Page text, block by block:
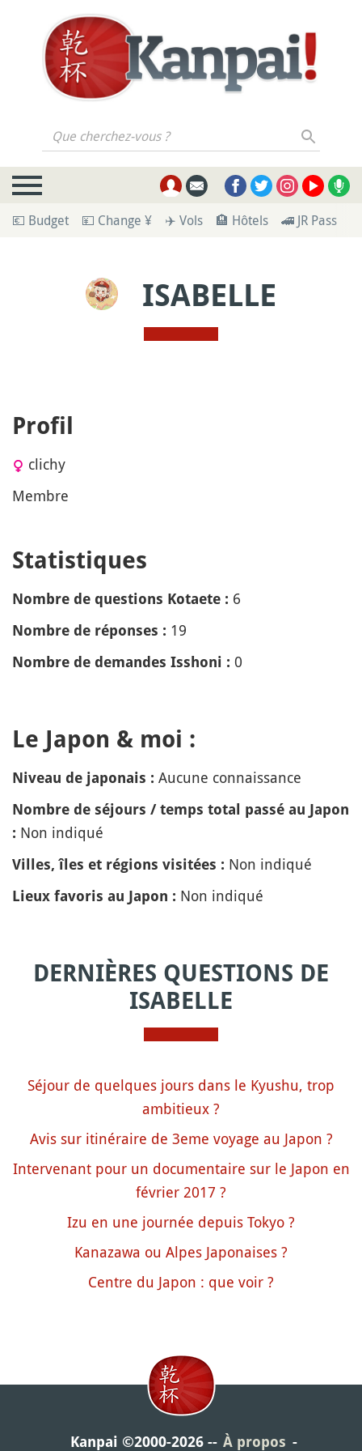
Que cherchez-vous ?
💶 Budget 💴 Change ¥ ✈️ Vols 🏨 Hôtels 🚄 JR Pass
ISABELLE
Profil
clichy
Membre
Statistiques
Nombre de questions Kotaete : 6
Nombre de réponses : 19
Nombre de demandes Isshoni : 0
Le Japon & moi :
Niveau de japonais : Aucune connaissance
Nombre de séjours / temps total passé au Japon
: Non indiqué
Villes, îles et régions visitées : Non indiqué
Lieux favoris au Japon : Non indiqué
DERNIÈRES QUESTIONS DE
ISABELLE
Séjour de quelques jours dans le Kyushu, trop
ambitieux ?
Avis sur itinéraire de 3eme voyage au Japon ?
Intervenant pour un documentaire sur le Japon en
février 2017 ?
Izu en une journée depuis Tokyo ?
Kanazawa ou Alpes Japonaises ?
Centre du Japon : que voir ?
Kanpai ©2000-2026 À propos